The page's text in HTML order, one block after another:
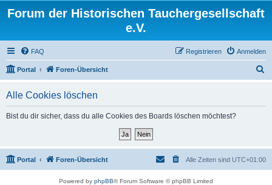
Forum der Historischen Tauchergesellschaft
e.V.
FAQ Anmelden
Registrieren
Portal Foren-Übersicht
Alle Cookies löschen
Bist du dir sicher, dass du alle Cookies des Boards löschen möchtest?
Portal Foren-Übersicht Alle Zeiten sind UTC+01:00
Powered by phpBB® Forum Software © phpBB Limited